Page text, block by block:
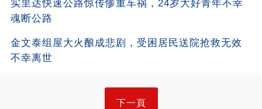
实里达快速公路惊传惨重车祸，24岁大好青年不幸
魂断公路
金文泰组屋大火酿成悲剧，受困居民送院抢救无效
不幸离世
下一頁